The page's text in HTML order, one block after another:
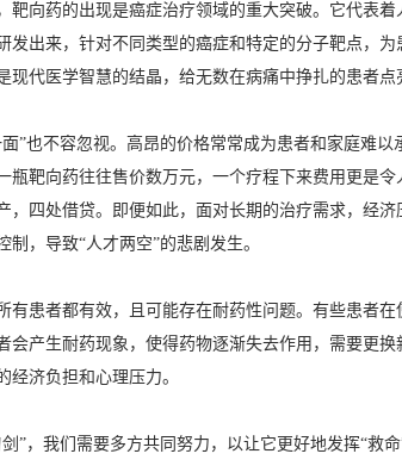
靶向药的出现是癌症治疗领域的重大突破。它代表
发出来，针对不同类型的癌症和特定的分子靶点，
现代医学智慧的结晶，给无数在病痛中挣扎的患者点
”也不容忽视。高昂的价格常常成为患者和家庭难
瓶靶向药往往售价数万元，一个疗程下来费用更是
，四处借贷。即便如此，面对长期的治疗需求，经
制，导致“人才两空”的悲剧发生。
有患者都有效，且可能存在耐药性问题。有些患者
会产生耐药现象，使得药物逐渐失去作用，需要更
经济负担和心理压力。
”，我们需要多方共同努力，以让它更好地发挥“